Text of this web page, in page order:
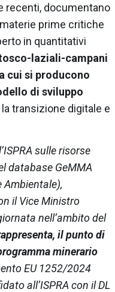
recenti, documentano
prime critiche
in quantitativi
laziali-campani
cui si producono
di sviluppo
la transizione digitale e
sulle risorse
database GeMMA
Ambientale),
il Vice Ministro
nell’ambito del
il punto di
minerario
EU 1252/2024
all’ISPRA con il DL